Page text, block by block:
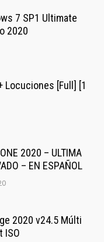
7 SP1 Ultimate
2020
Locuciones [Full] [1
2020 – ULTIMA
– EN ESPAÑOL
2020 v24.5 Múlti
ISO